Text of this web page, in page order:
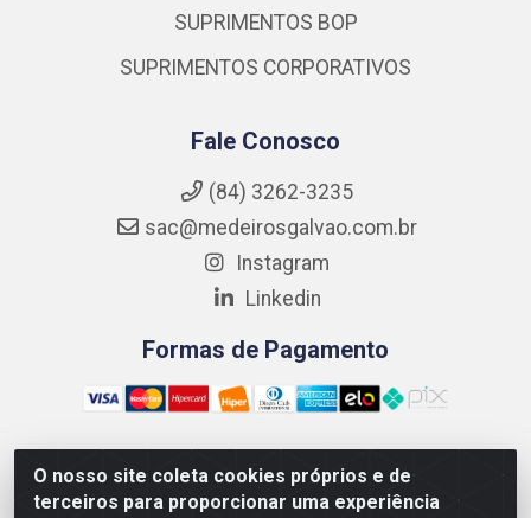
O nosso site coleta cookies próprios e de
terceiros para proporcionar uma experiência
SUPRIMENTOS BOP
SUPRIMENTOS CORPORATIVOS
Fale Conosco
(84) 3262-3235
sac@medeirosgalvao.com.br
Instagram
Linkedin
Formas de Pagamento
Medeiros Galvão Soluções LTDA - Avenida Antônio Severiano